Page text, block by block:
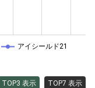
アイシールド21
TOP3 表示 TOP7 表示